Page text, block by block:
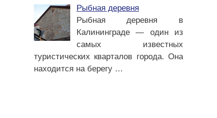
Рыбная деревня
Рыбная деревня в
Калининграде — один из
самых известных
туристических кварталов города. Она
находится на берегу …